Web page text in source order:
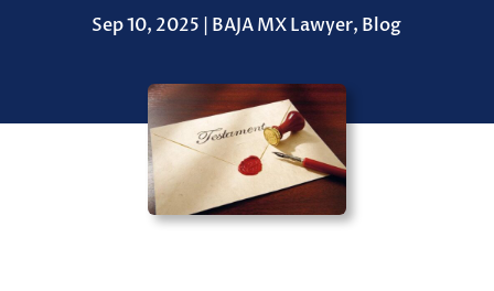
Sep 10, 2025 BAJA MX Lawyer, Blog